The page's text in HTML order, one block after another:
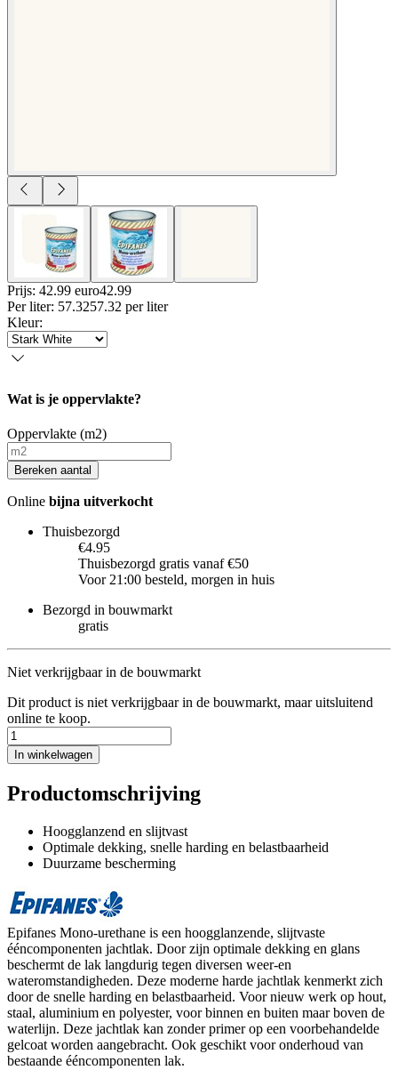
Prijs: 42.99 euro42.99
Per liter: 57.3257.32 per liter
Kleur:
Wat is je oppervlakte?
Oppervlakte (m2)
Bereken aantal
Online bijna uitverkocht
Thuisbezorgd
€4.95
Thuisbezorgd gratis vanaf €50
Voor 21:00 besteld, morgen in huis
Bezorgd in bouwmarkt
gratis
Niet verkrijgbaar in de bouwmarkt
Dit product is niet verkrijgbaar in de bouwmarkt, maar uitsluitend
online te koop.
In winkelwagen
Productomschrijving
Hoogglanzend en slijtvast
Optimale dekking, snelle harding en belastbaarheid
Duurzame bescherming
Epifanes Mono-urethane is een hoogglanzende, slijtvaste
ééncomponenten jachtlak. Door zijn optimale dekking en glans
beschermt de lak langdurig tegen diversen weer-en
wateromstandigheden. Deze moderne harde jachtlak kenmerkt zich
door de snelle harding en belastbaarheid. Voor nieuw werk op hout,
staal, aluminium en polyester, voor binnen en buiten maar boven de
waterlijn. Deze jachtlak kan zonder primer op een voorbehandelde
gelcoat worden aangebracht. Ook geschikt voor onderhoud van
bestaande ééncomponenten lak.